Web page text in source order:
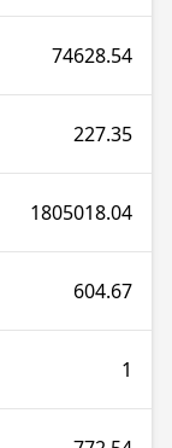
74628.54
227.35
1805018.04
604.67
1